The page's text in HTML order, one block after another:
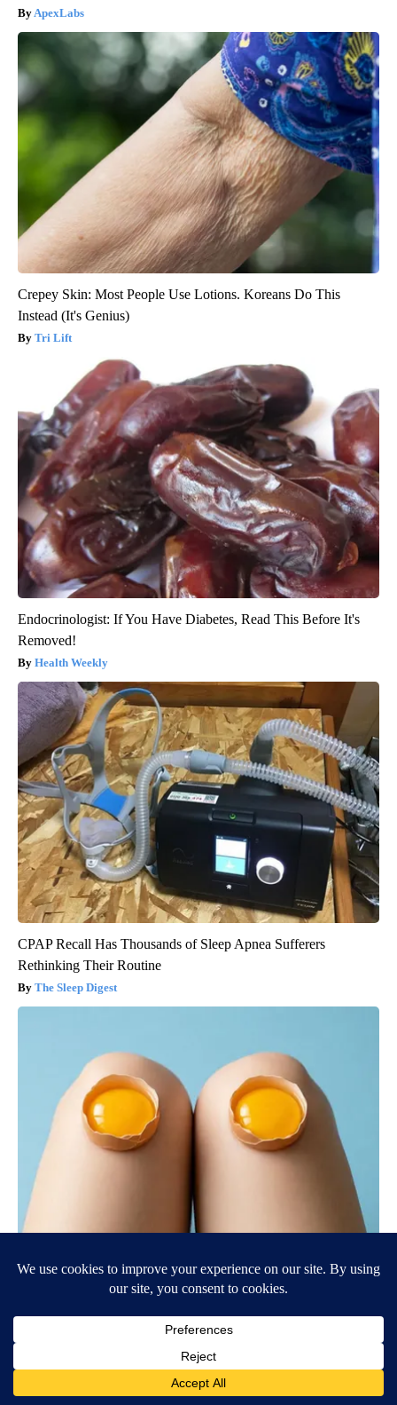
ApexLabs
Crepey Skin: Most People Use Lotions. Koreans Do This
Instead (It's Genius)
Tri Lift
Endocrinologist: If You Have Diabetes, Read This Before It's
Removed!
Health Weekly
CPAP Recall Has Thousands of Sleep Apnea Sufferers
Rethinking Their Routine
The Sleep Digest
Surgeons: This Simple Trick Will End Knee Pain & Arthritis
BE PART OF THE CONVERSATION
KVIA ABC 7 is committed to providing a forum for civil